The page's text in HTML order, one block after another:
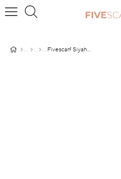
Fivescarf Siyah Ataç Desen Mono Krep Şal